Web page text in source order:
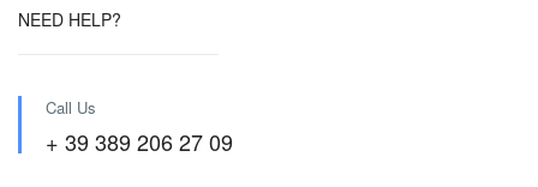
NEED HELP?
Call Us
+ 39 389 206 27 09